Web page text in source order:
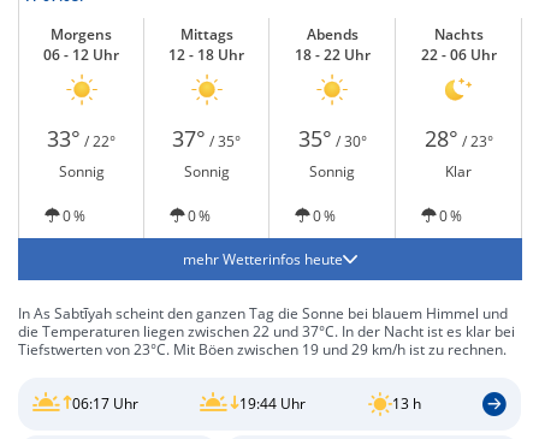
Morgens
06 - 12 Uhr
Mittags
12 - 18 Uhr
Abends
18 - 22 Uhr
Nachts
22 - 06 Uhr
33° / 22° 37° / 35° 35° / 30° 28° / 23°
Sonnig
Sonnig Sonnig Klar
0 % 0 % 0 % 0 %
mehr Wetterinfos heute
In As Sabtīyah scheint den ganzen Tag die Sonne bei blauem Himmel und
die Temperaturen liegen zwischen 22 und 37°C. In der Nacht ist es klar bei
Tiefstwerten von 23°C. Mit Böen zwischen 19 und 29 km/h ist zu rechnen.
06:17 Uhr 19:44 Uhr 13 h